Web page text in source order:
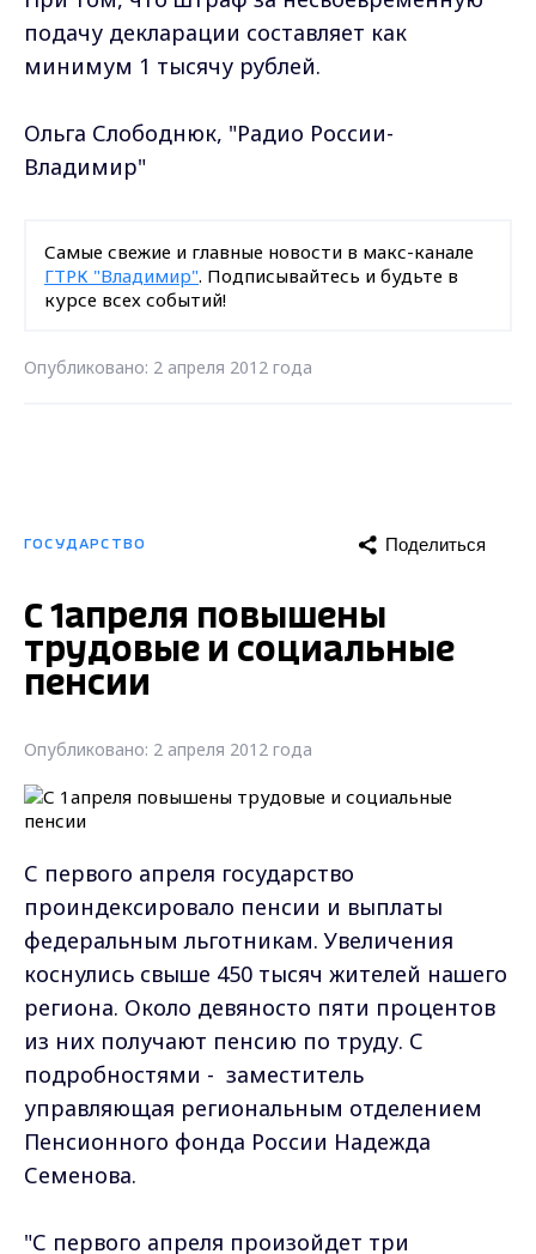
подачу декларации составляет как
минимум 1 тысячу рублей.
Ольга Слободнюк, "Радио России-
Владимир"
Самые свежие и главные новости в макс-канале
ГТРК "Владимир". Подписывайтесь и будьте в
курсе всех событий!
Опубликовано: 2 апреля 2012 года
ГОСУДАРСТВО Поделиться
С 1апреля повышены
трудовые и социальные
пенсии
Опубликовано: 2 апреля 2012 года
С первого апреля государство
проиндексировало пенсии и выплаты
федеральным льготникам. Увеличения
коснулись свыше 450 тысяч жителей нашего
региона. Около девяносто пяти процентов
из них получают пенсию по труду. С
подробностями - заместитель
управляющая региональным отделением
Пенсионного фонда России Надежда
Семенова.
"С первого апреля произойдет три